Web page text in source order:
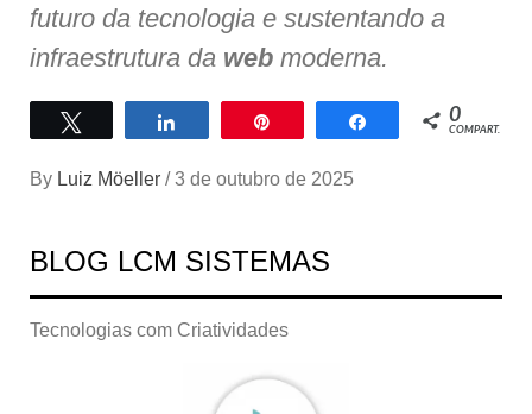
futuro da tecnologia e sustentando a
infraestrutura da web moderna.
Compartilhar Compartilhar
0
COMPART.
By Luiz Möeller / 3 de outubro de 2025
BLOG LCM SISTEMAS
Tecnologias com Criatividades